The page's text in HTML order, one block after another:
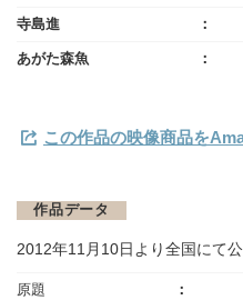
寺島進
あがた森魚
この作品の映像商品を
作品データ
2012年11月10日より全国にて
原題